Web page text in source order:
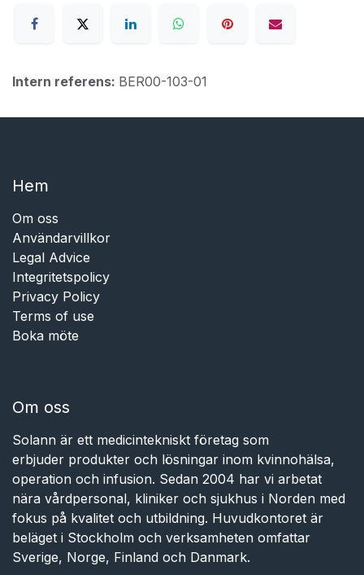
Intern referens: BER00-103-01
Hem​​
Om oss
Användarvillkor
Legal Advice
Integritetspolicy
Privacy Policy
Terms of use
Boka möte
Om oss
Solann är ett medicintekniskt företag som
erbjuder produkter och lösningar inom kvinnohälsa,
operation och infusion. Sedan 2004 har vi arbetat
nära vårdpersonal, kliniker och sjukhus i Norden med
fokus på kvalitet och utbildning. Huvudkontoret är
beläget i Stockholm och verksamheten omfattar
Sverige, Norge, Finland och Danmark.